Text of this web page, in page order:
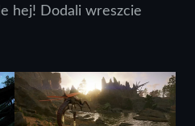
hej! Dodali wreszcie